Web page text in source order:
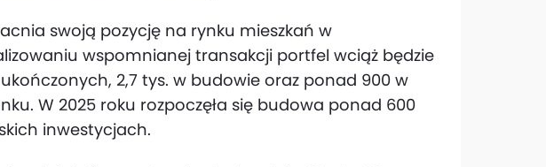
swoją pozycję na rynku mieszkań w
wspomnianej transakcji portfel wciąż będzie
2,7 tys. w budowie oraz ponad 900 w
W 2025 roku rozpoczęła się budowa ponad 600
inwestycjach.